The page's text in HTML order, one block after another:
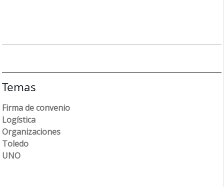
Temas
Firma de convenio
Logística
Organizaciones
Toledo
UNO